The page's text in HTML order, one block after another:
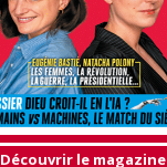
Découvrir le magazine